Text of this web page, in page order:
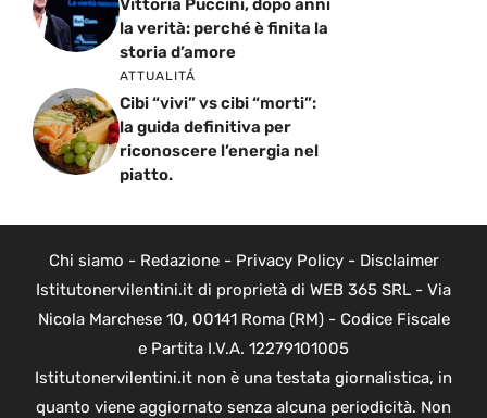
Vittoria Puccini, dopo anni
la verità: perché è finita la
storia d’amore
ATTUALITÁ
Cibi “vivi” vs cibi “morti”:
la guida definitiva per
riconoscere l’energia nel
piatto.
Chi siamo - Redazione- Privacy Policy- Disclaimer
Istitutonervilentini.it di proprietà di WEB 365 SRL - Via
Nicola Marchese 10, 00141 Roma (RM) - Codice Fiscale
e Partita I.V.A. 12279101005
Istitutonervilentini.it non è una testata giornalistica, in
quanto viene aggiornato senza alcuna periodicità. Non